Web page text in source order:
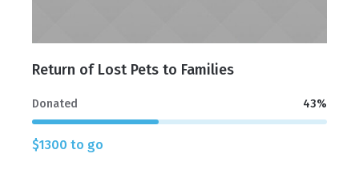
Return of Lost Pets to Families
43%
Donated
$1300 to go